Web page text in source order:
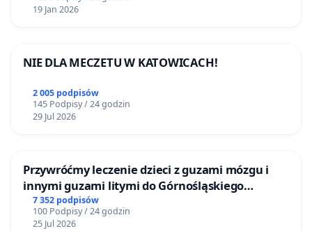
19 Jan 2026
NIE DLA MECZETU W KATOWICACH!
2 005 podpisów
145 Podpisy / 24 godzin
29 Jul 2026
Przywróćmy leczenie dzieci z guzami mózgu i
innymi guzami litymi do Górnośląskiego
Centrum Zdrowia Dziecka w Katowicach
7 352 podpisów
100 Podpisy / 24 godzin
25 Jul 2026